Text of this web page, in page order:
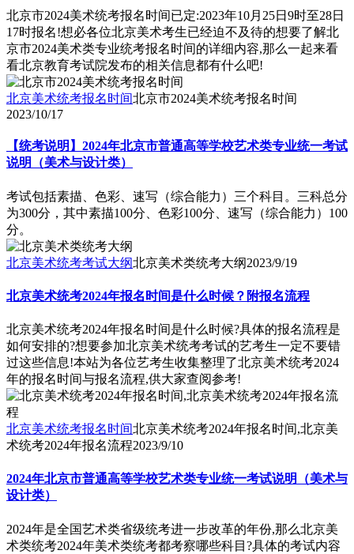
北京市2024美术统考报名时间已定:2023年10月25日9时至28日
17时报名!想必各位北京美术考生已经迫不及待的想要了解北
京市2024美术类专业统考报名时间的详细内容,那么一起来看
看北京教育考试院发布的相关信息都有什么吧!
北京美术统考报名时间北京市2024美术统考报名时间
2023/10/17
【统考说明】2024年北京市普通高等学校艺术类专业统一考试
说明（美术与设计类）
考试包括素描、色彩、速写（综合能力）三个科目。三科总分
为300分，其中素描100分、色彩100分、速写（综合能力）100
分。
北京美术统考考试大纲北京美术类统考大纲2023/9/19
北京美术统考2024年报名时间是什么时候？附报名流程
北京美术统考2024年报名时间是什么时候?具体的报名流程是
如何安排的?想要参加北京美术统考考试的艺考生一定不要错
过这些信息!本站为各位艺考生收集整理了北京美术统考2024
年的报名时间与报名流程,供大家查阅参考!
北京美术统考报名时间北京美术统考2024年报名时间,北京美
术统考2024年报名流程2023/9/10
2024年北京市普通高等学校艺术类专业统一考试说明（美术与
设计类）
2024年是全国艺术类省级统考进一步改革的年份,那么北京美
术类统考2024年美术类统考都考察哪些科目?具体的考试内容